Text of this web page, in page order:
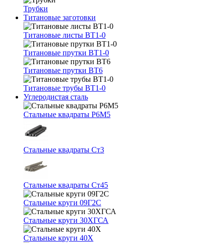
Трубки
Титановые заготовки
Титановые листы ВТ1-0
Титановые прутки ВТ1-0
Титановые прутки ВТ6
Титановые трубы ВТ1-0
Углеродистая сталь
Стальные квадраты Р6М5
Стальные квадраты Ст3
Стальные квадраты Ст45
Стальные круги 09Г2С
Стальные круги 30ХГСА
Стальные круги 40Х